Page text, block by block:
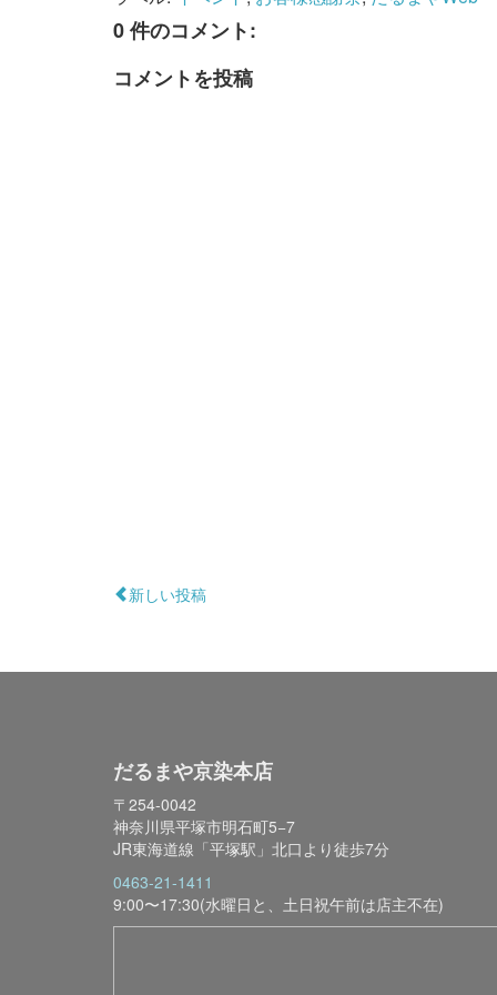
0 件のコメント:
コメントを投稿
新しい投稿
だるまや京染本店
〒254-0042
神奈川県平塚市明石町5−7
JR東海道線「平塚駅」北口より徒歩7分
0463-21-1411
9:00〜17:30(水曜日と、土日祝午前は店主不在)